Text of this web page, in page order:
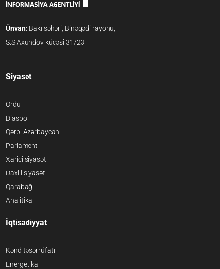
Ünvan: Bakı şəhəri, Binəqədi rayonu,
S.S.Axundov küçəsi 31/23
Siyasət
Ordu
Diaspor
Qərbi Azərbaycan
Parlament
Xarici siyasət
Daxili siyasət
Qarabağ
Analitika
İqtisadiyyat
Kənd təsərrüfatı
Energetika